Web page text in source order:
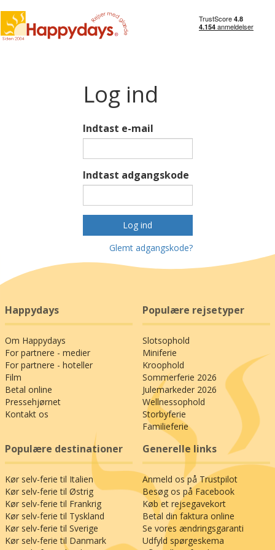
Log ind
Indtast e-mail
Indtast adgangskode
Log ind
Glemt adgangskode?
Happydays
Om Happydays
For partnere - medier
For partnere - hoteller
Film
Betal online
Pressehjørnet
Kontakt os
Populære rejsetyper
Slotsophold
Miniferie
Kroophold
Sommerferie 2026
Julemarkeder 2026
Wellnessophold
Storbyferie
Familieferie
Populære destinationer
Kør selv-ferie til Italien
Kør selv-ferie til Østrig
Kør selv-ferie til Frankrig
Kør selv-ferie til Tyskland
Kør selv-ferie til Sverige
Kør selv-ferie til Danmark
Generelle links
Anmeld os på Trustpilot
Besøg os på Facebook
Køb et rejsegavekort
Betal din faktura online
Se vores ændringsgaranti
Udfyld spørgeskema